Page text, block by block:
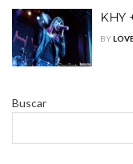
KHY
BY
Buscar